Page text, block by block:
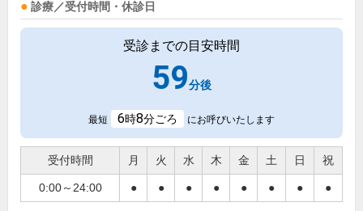
診療／受付時間・休診日
受診までの目安時間
59分後
最短 6時8分ごろ にお呼びいたします
受付時間 月 火 水 木 金 土 日 祝
0:00～24:00 ● ● ● ● ● ● ● ●